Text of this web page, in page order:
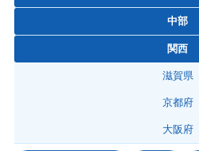
中部
関西
滋賀県
京都府
大阪府